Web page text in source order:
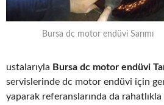
Bursa dc motor endüvi Sarımı
ustalarıyla Bursa dc motor endüvi
servislerinde dc motor endüvi için
yaparak referanslarında da